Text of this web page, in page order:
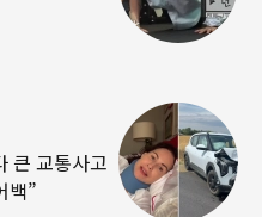
큰 교통사고
백”